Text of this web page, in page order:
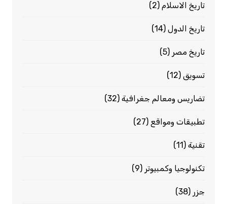
تاريخ الاسلام(2)
تاريخ الدول(14)
تاريخ مصر (5)
تسويق(12)
تضاريس ومعالم جغرافية(32)
تطبيقات ومواقع (27)
تقنية(11)
تكنولوجيا وكمبيوتر (9)
جزر (38)